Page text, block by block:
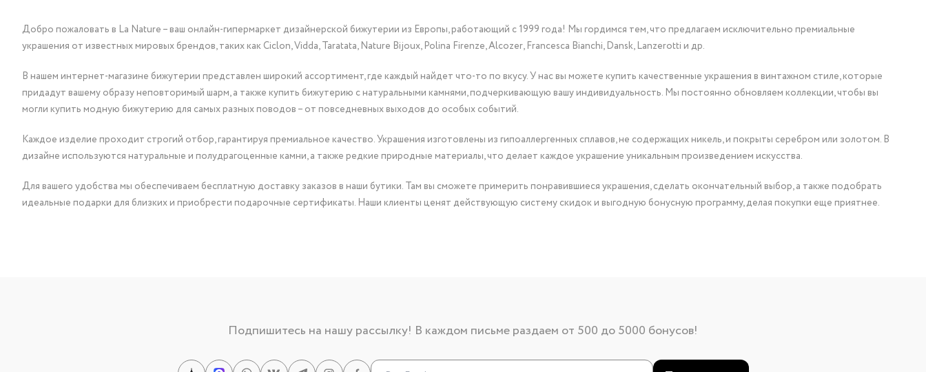
Добро пожаловать в La Nature – ваш онлайн-гипермаркет дизайнерской бижутерии из Европы, работающий с 1999 года! Мы гордимся тем, что предлагаем исключительно премиальные
украшения от известных мировых брендов, таких как Ciclon, Vidda, Taratata, Nature Bijoux, Polina Firenze, Alcozer, Francesca Bianchi, Dansk, Lanzerotti и др.
В нашем интернет-магазине бижутерии представлен широкий ассортимент, где каждый найдет что-то по вкусу. У нас вы можете купить качественные украшения в винтажном стиле, которые
придадут вашему образу неповторимый шарм, а также купить бижутерию с натуральными камнями, подчеркивающую вашу индивидуальность. Мы постоянно обновляем коллекции, чтобы вы
могли купить модную бижутерию для самых разных поводов – от повседневных выходов до особых событий.
Каждое изделие проходит строгий отбор, гарантируя премиальное качество. Украшения изготовлены из гипоаллергенных сплавов, не содержащих никель, и покрыты серебром или золотом. В
дизайне используются натуральные и полудрагоценные камни, а также редкие природные материалы, что делает каждое украшение уникальным произведением искусства.
Для вашего удобства мы обеспечиваем бесплатную доставку заказов в наши бутики. Там вы сможете примерить понравившиеся украшения, сделать окончательный выбор, а также подобрать
идеальные подарки для близких и приобрести подарочные сертификаты. Наши клиенты ценят действующую систему скидок и выгодную бонусную программу, делая покупки еще приятнее.
Подпишитесь на нашу рассылку! В каждом письме раздаем от 500 до 5000 бонусов!